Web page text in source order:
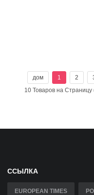
дом 1 2
10 Товаров на
ССЫЛКА
EUROPEAN TIMES